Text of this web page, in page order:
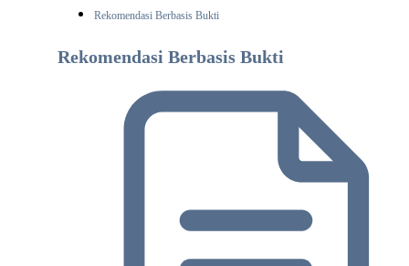
Rekomendasi Berbasis Bukti
Rekomendasi Berbasis Bukti